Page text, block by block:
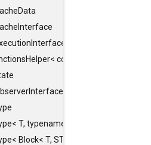
const Result<
T, typename std::enable_if<
Block< T, STRIDED, MOVE > >